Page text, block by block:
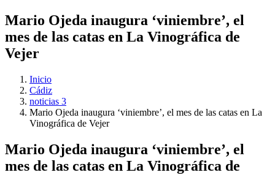
Mario Ojeda inaugura ‘viniembre’, el
mes de las catas en La Vinográfica de
Vejer
Inicio
Cádiz
noticias 3
Mario Ojeda inaugura ‘viniembre’, el mes de las catas en La
Vinográfica de Vejer
Mario Ojeda inaugura ‘viniembre’, el
mes de las catas en La Vinográfica de